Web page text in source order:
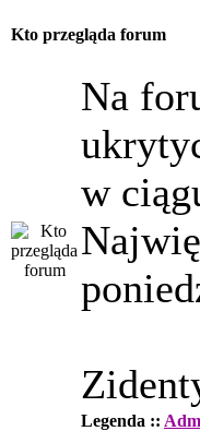
Kto przegląda forum
Na
w
Legenda ::